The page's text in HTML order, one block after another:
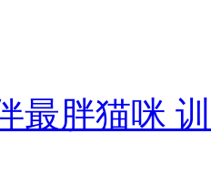
最胖猫咪